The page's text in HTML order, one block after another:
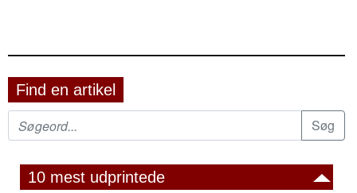
Find en artikel
10 mest udprintede